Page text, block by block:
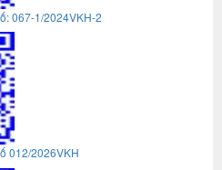
067-1/2024VKH-2
012/2026VKH